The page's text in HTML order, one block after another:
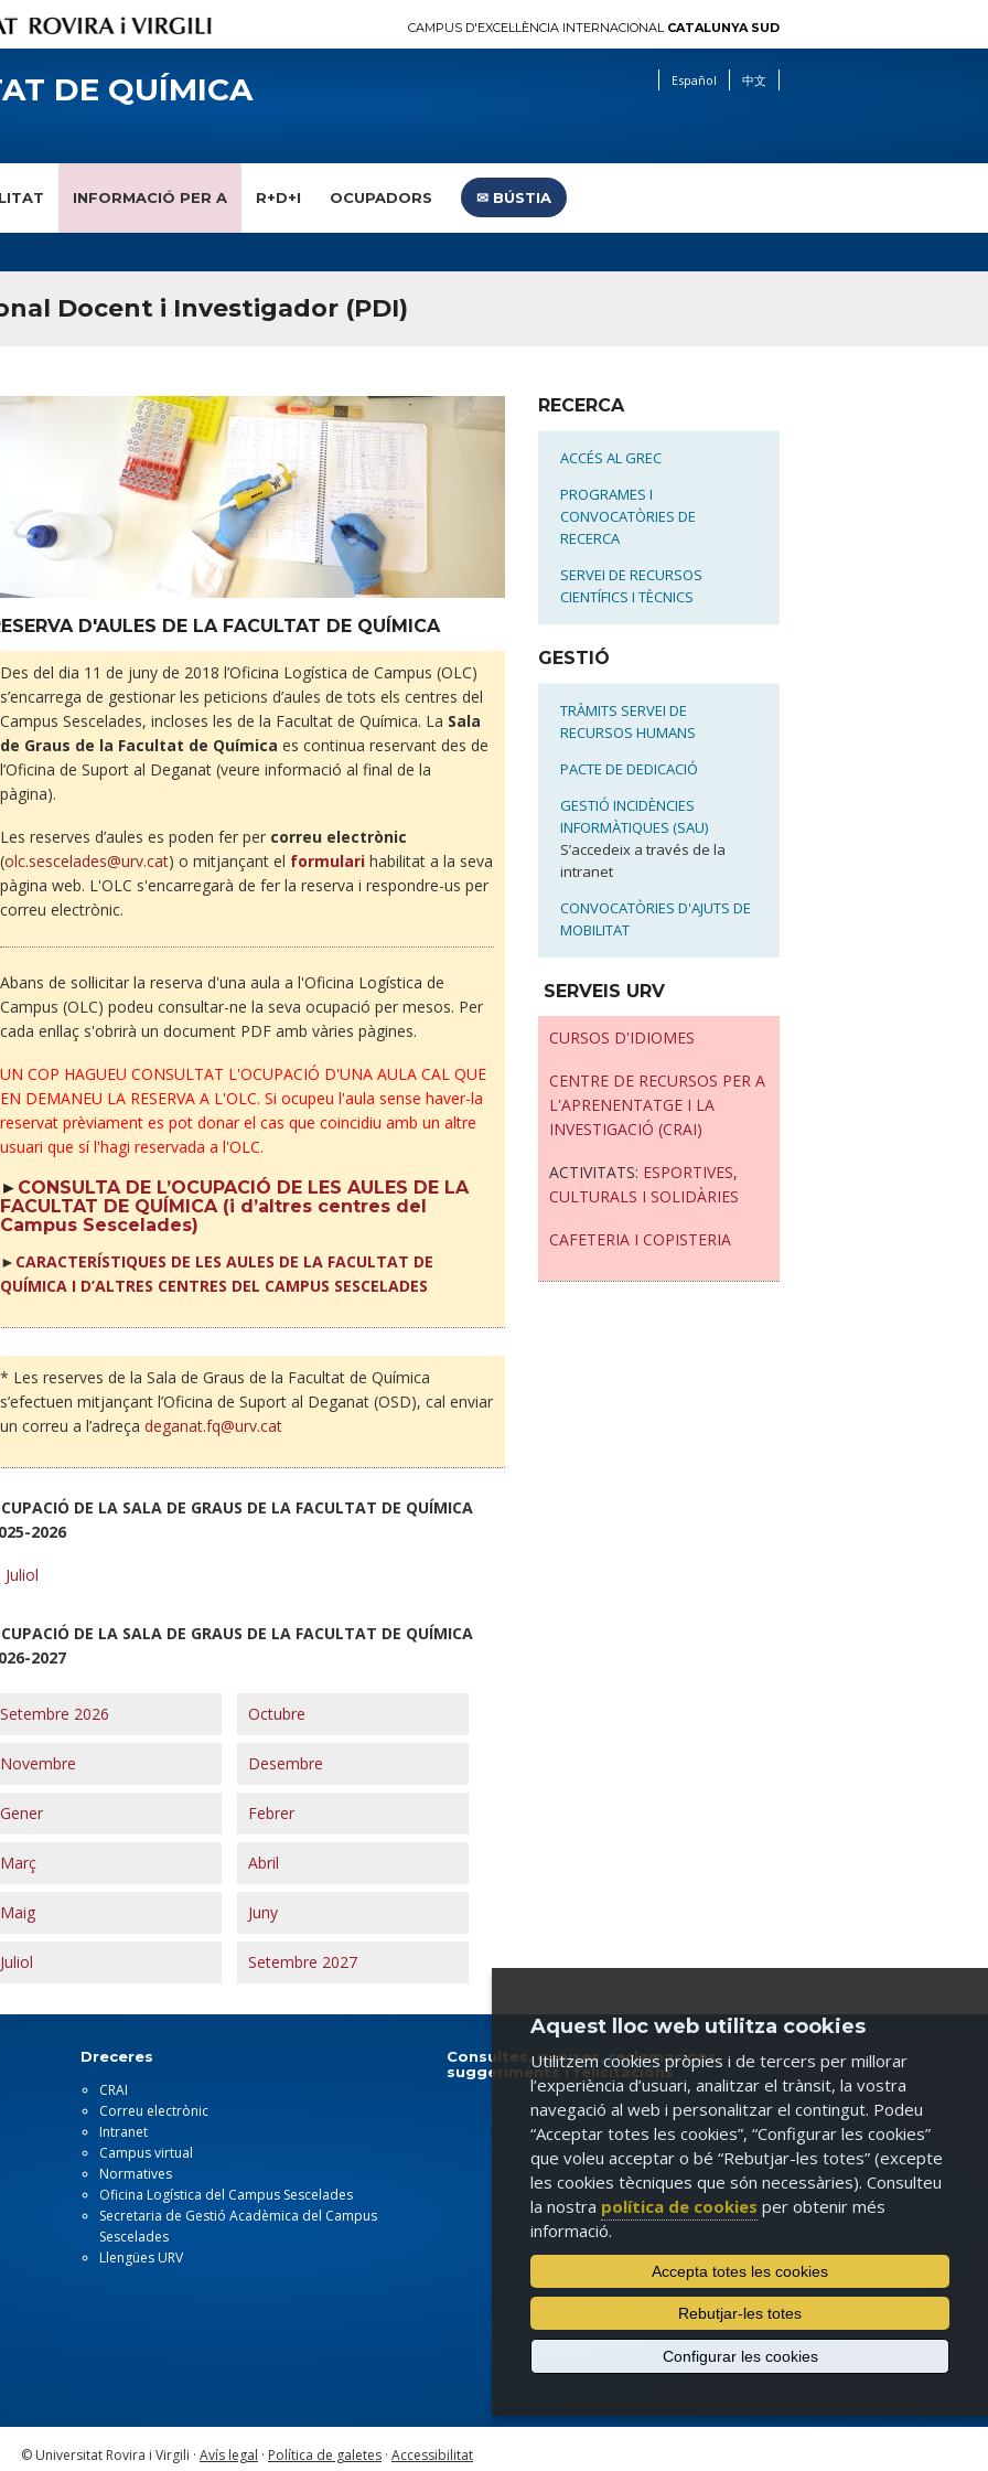
CAMPUS D'EXCEL·LÈNCIA INTERNACIONAL CATALUNYA SUD
DE QUÍMICA Español 中文
INFORMACIÓ PER A R+D+I OCUPADORS ✉︎ BÚSTIA
Docent i Investigador (PDI)
D'AULES DE LA FACULTAT DE QUÍMICA
Des del dia 11 de juny de 2018 l’Oficina Logística de Campus (OLC)
s’encarrega de gestionar les peticions d’aules de tots els centres del
Campus Sescelades, incloses les de la Facultat de Química. La Sala
de Graus de la Facultat de Química es continua reservant des de
l’Oficina de Suport al Deganat (veure informació al final de la
pàgina).
Les reserves d’aules es poden fer per correu electrònic
(olc.sescelades@urv.cat) o mitjançant el formulari habilitat a la seva
pàgina web. L'OLC s'encarregarà de fer la reserva i respondre-us per
correu electrònic.
Abans de sol·licitar la reserva d'una aula a l'Oficina Logística de
Campus (OLC) podeu consultar-ne la seva ocupació per mesos. Per
cada enllaç s'obrirà un document PDF amb vàries pàgines.
UN COP HAGUEU CONSULTAT L'OCUPACIÓ D'UNA AULA CAL QUE
EN DEMANEU LA RESERVA A L'OLC. Si ocupeu l'aula sense haver-la
reservat prèviament es pot donar el cas que coincidiu amb un altre
usuari que sí l'hagi reservada a l'OLC.
► CONSULTA DE L’OCUPACIÓ DE LES AULES DE LA
FACULTAT DE QUÍMICA (i d’altres centres del
Campus Sescelades)
► CARACTERÍSTIQUES DE LES AULES DE LA FACULTAT DE
QUÍMICA I D’ALTRES CENTRES DEL CAMPUS SESCELADES
* Les reserves de la Sala de Graus de la Facultat de Química
s’efectuen mitjançant l’Oficina de Suport al Deganat (OSD), cal enviar
un correu a l’adreça deganat.fq@urv.cat
DE LA SALA DE GRAUS DE LA FACULTAT DE QUÍMICA
2026
Juliol
DE LA SALA DE GRAUS DE LA FACULTAT DE QUÍMICA
2027
Setembre 2026 Octubre
Novembre Desembre
Gener Febrer
Març Abril
Maig Juny
Juliol Setembre 2027
RECERCA
ACCÉS AL GREC
PROGRAMES I
CONVOCATÒRIES DE
RECERCA
SERVEI DE RECURSOS
CIENTÍFICS I TÈCNICS
GESTIÓ
TRÀMITS SERVEI DE
RECURSOS HUMANS
PACTE DE DEDICACIÓ
GESTIÓ INCIDÈNCIES
INFORMÀTIQUES (SAU)
S’accedeix a través de la
intranet
CONVOCATÒRIES D'AJUTS DE
MOBILITAT
SERVEIS URV
CURSOS D'IDIOMES
CENTRE DE RECURSOS PER A
L'APRENENTATGE I LA
INVESTIGACIÓ (CRAI)
ACTIVITATS: ESPORTIVES,
CULTURALS I SOLIDÀRIES
CAFETERIA I COPISTERIA
Dreceres
CRAI
Correu electrònic
Intranet
Campus virtual
Normatives
Oficina Logística del Campus Sescelades
Secretaria de Gestió Acadèmica del Campus
Sescelades
Llengües URV
Consultes, queixes, reclamacions,
suggeriments i felicitacions
© Universitat Rovira i Virgili · Avís legal · Política de galetes · Accessibilitat
Aquest lloc web utilitza cookies
Utilitzem cookies pròpies i de tercers per millorar
l’experiència d’usuari, analitzar el trànsit, la vostra
navegació al web i personalitzar el contingut. Podeu
“Acceptar totes les cookies”, “Configurar les cookies”
que voleu acceptar o bé “Rebutjar-les totes” (excepte
les cookies tècniques que són necessàries). Consulteu
la nostra política de cookies per obtenir més
informació.
Accepta totes les cookies
Rebutjar-les totes
Configurar les cookies